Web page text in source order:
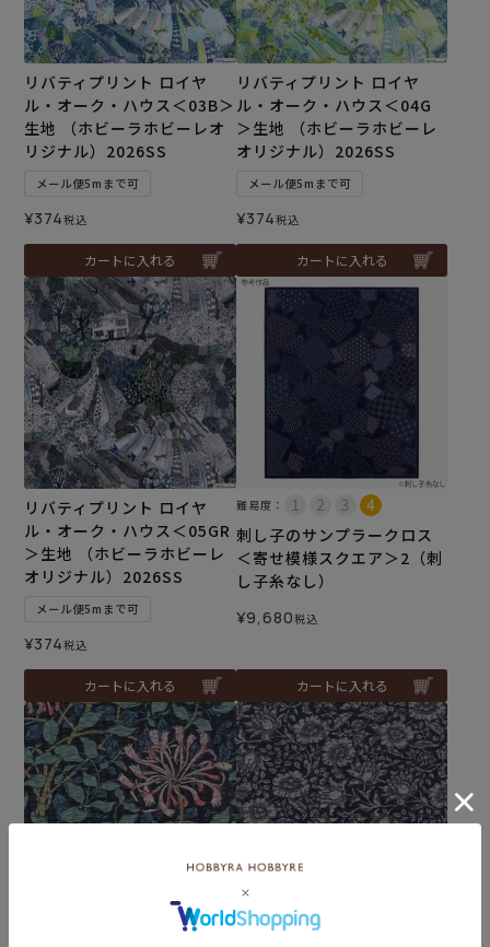
リバティプリント ロイヤ
ル・オーク・ハウス＜03B＞
生地 （ホビーラホビーレオ
リジナル）2026SS
メール便5mまで可
¥374税込
カートに入れる
リバティプリント ロイヤ
ル・オーク・ハウス＜04G
＞生地 （ホビーラホビーレ
オリジナル）2026SS
メール便5mまで可
¥374税込
カートに入れる
リバティプリント ロイヤ
ル・オーク・ハウス＜05GR
＞生地 （ホビーラホビーレ
オリジナル）2026SS
メール便5mまで可
¥374税込
カートに入れる
難易度：
刺し子のサンプラークロス
＜寄せ模様スクエア＞2（刺
し子糸なし）
¥9,680税込
カートに入れる
Legacy of Arts and Crafts Legacy of Arts and Crafts